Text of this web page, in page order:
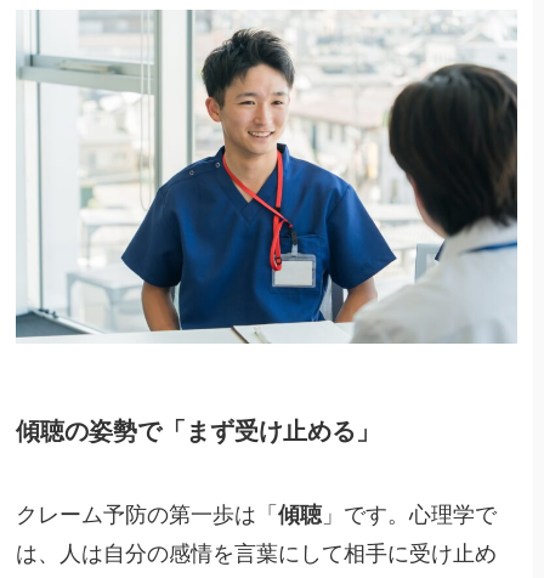
傾聴の姿勢で「まず受け止める」
クレーム予防の第一歩は「傾聴」です。心理学で
は、人は自分の感情を言葉にして相手に受け止め